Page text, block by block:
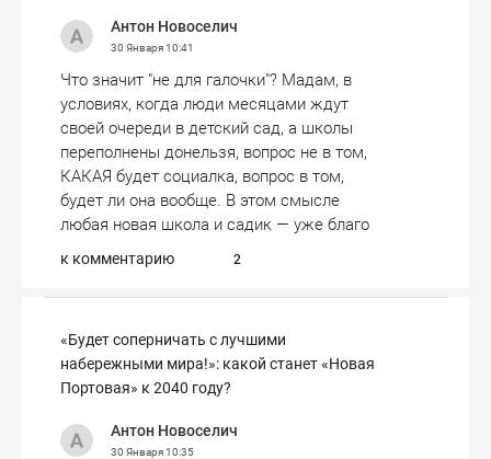
Антон Новоселич
30 Января10:41
Что значит "не для галочки"? Мадам, в
условиях, когда люди месяцами ждут
своей очереди в детский сад, а школы
переполнены донельзя, вопрос не в том,
КАКАЯ будет социалка, вопрос в том,
будет ли она вообще. В этом смысле
любая новая школа и садик — уже благо
к комментарию 2
«Будет соперничать с лучшими
набережными мира!»: какой станет «Новая
Портовая» к 2040 году?
Антон Новоселич
30 Января10:35